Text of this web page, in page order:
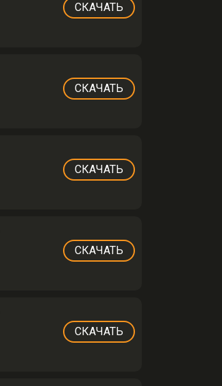
СКАЧАТЬ
СКАЧАТЬ
СКАЧАТЬ
СКАЧАТЬ
СКАЧАТЬ